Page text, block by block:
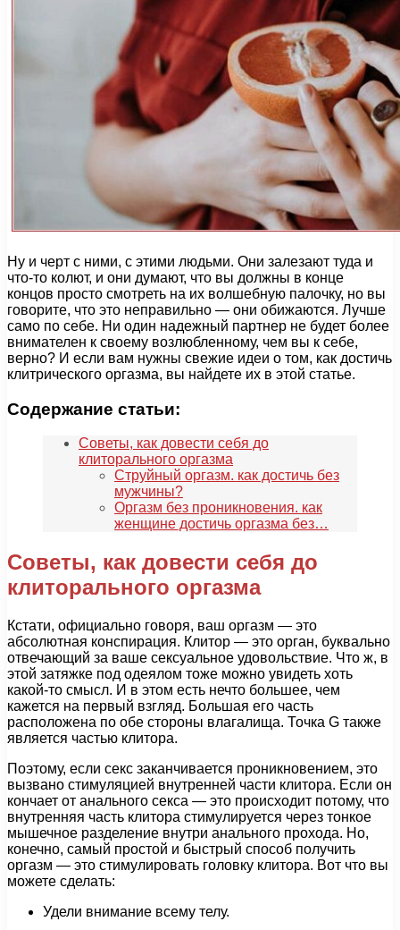
Ну и черт с ними, с этими людьми. Они залезают туда и
что-то колют, и они думают, что вы должны в конце
концов просто смотреть на их волшебную палочку, но вы
говорите, что это неправильно — они обижаются. Лучше
само по себе. Ни один надежный партнер не будет более
внимателен к своему возлюбленному, чем вы к себе,
верно? И если вам нужны свежие идеи о том, как достичь
клитрического оргазма, вы найдете их в этой статье.
Содержание статьи:
Советы, как довести себя до
клиторального оргазма
Струйный оргазм. как достичь без
мужчины?
Оргазм без проникновения. как
женщине достичь оргазма без…
Советы, как довести себя до
клиторального оргазма
Кстати, официально говоря, ваш оргазм — это
абсолютная конспирация. Клитор — это орган, буквально
отвечающий за ваше сексуальное удовольствие. Что ж, в
этой затяжке под одеялом тоже можно увидеть хоть
какой-то смысл. И в этом есть нечто большее, чем
кажется на первый взгляд. Большая его часть
расположена по обе стороны влагалища. Точка G также
является частью клитора.
Поэтому, если секс заканчивается проникновением, это
вызвано стимуляцией внутренней части клитора. Если он
кончает от анального секса — это происходит потому, что
внутренняя часть клитора стимулируется через тонкое
мышечное разделение внутри анального прохода. Но,
конечно, самый простой и быстрый способ получить
оргазм — это стимулировать головку клитора. Вот что вы
можете сделать:
Удели внимание всему телу.